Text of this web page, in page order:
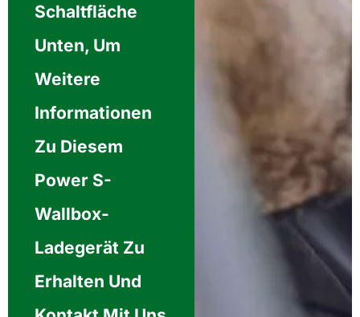
Schaltfläche
Unten, Um
Weitere
Informationen
Zu Diesem
Power S-
Wallbox-
Ladegerät Zu
Erhalten Und